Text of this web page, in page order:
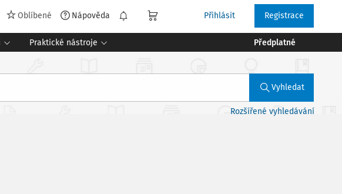
Oblíbené Nápověda Přihlásit Registrace
Praktické nástroje Předplatné
Vyhledat
Rozšířené vyhledávání